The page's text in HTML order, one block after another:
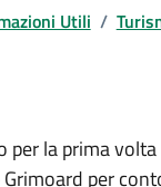
Utili /
per la prima
per